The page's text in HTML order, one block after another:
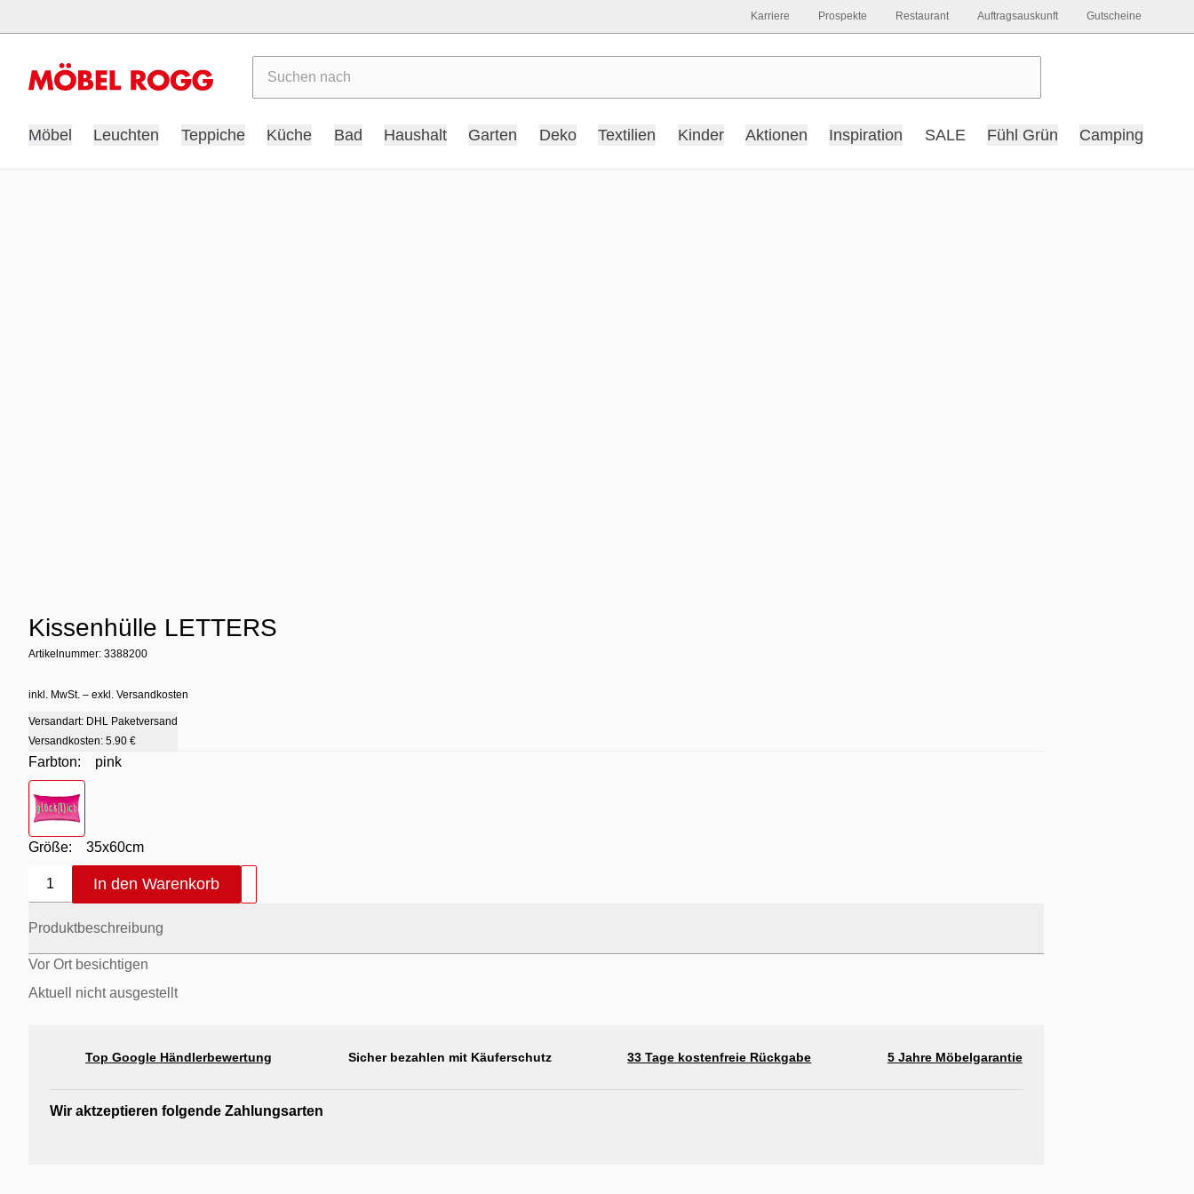
Möbel Leuchten Teppiche Küche Bad Haushalt Garten Deko Textilien Kinder Aktionen Inspiration SALE Fühl Grün Camping
Karriere Prospekte Restaurant Auftragsauskunft Gutscheine
Kissenhülle LETTERS
Artikelnummer: 3388200
inkl. MwSt. – exkl. Versandkosten
Versandart: DHL Paketversand
Versandkosten: 5.90 €
Farbton:
pink
Farbton
Größe: 35x60cm
1 In den Warenkorb
Produktbeschreibung
Vor Ort besichtigen
Aktuell nicht ausgestellt
Top Google Händlerbewertung Sicher bezahlen mit Käuferschutz 33 Tage kostenfreie Rückgabe 5 Jahre Möbelgarantie
Wir aktzeptieren folgende Zahlungsarten